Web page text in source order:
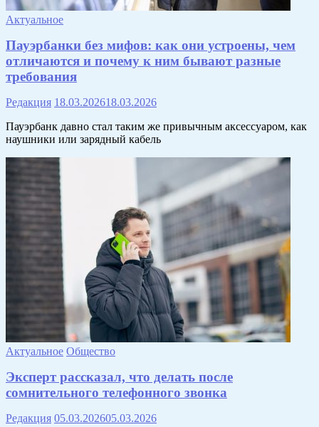
Актуальное
Пауэрбанки без мифов: как они устроены, чем
отличаются и почему к ним бывают разные
требования
Редакция 18.03.202618.03.2026
Пауэрбанк давно стал таким же привычным аксессуаром, как
наушники или зарядный кабель
Актуальное Общество
Эксперт рассказал, что делать после
сомнительного телефонного звонка
Редакция 05.03.202605.03.2026